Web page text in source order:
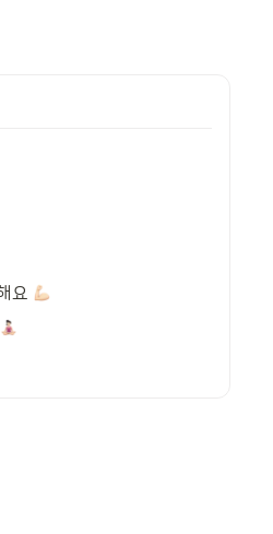
요